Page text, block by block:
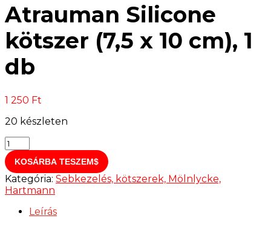
Atrauman Silicone
kötszer (7,5 x 10 cm), 1
db
1 250 Ft
20 készleten
Atrauman
Silicone
kötszer
(7,5
x
cm),
KOSÁRBA TESZEM
Kategória: Sebkezelés, kötszerek, Mölnlycke,
Hartmann
Leírás